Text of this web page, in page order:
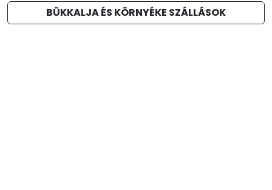
BÜKKALJA ÉS KÖRNYÉKE SZÁLLÁSOK